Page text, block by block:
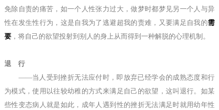
免除自责的痛苦，如一个人性张力过大，做梦时都梦见另一个人与异
性在发生性行为，这是自我为了逃避超我的责难，又要满足自我的需
要，将自己的欲望投射到别人的身上从而得到一种解脱的心理机制。
退 行
——当人受到挫折无法应付时，即放弃已经学会的成熟态度和行
为模式，使用以往较幼稚的方式来满足自己的欲望，这叫退行。如某
些性变态病人就是如此，成年人遇到性的挫折无法满足时就用幼年性